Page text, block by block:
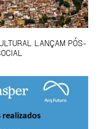
LANÇAM PÓS-